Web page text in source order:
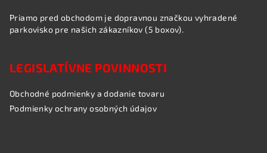
Priamo pred obchodom je dopravnou značkou vyhradené
parkovisko pre našich zákazníkov (5 boxov).
LEGISLATÍVNE POVINNOSTI
Obchodné podmienky a dodanie tovaru
Podmienky ochrany osobných údajov